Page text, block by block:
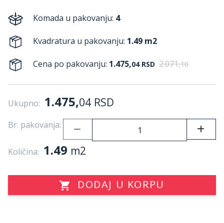
Komada u pakovanju: 4
Kvadratura u pakovanju: 1.49 m2
Cena po pakovanju: 1.475,04 RSD 2.071,10
Ukupno: 1.475,04 RSD
Br. pakovanja:
Količina: 1.49 m2
DODAJ U KORPU